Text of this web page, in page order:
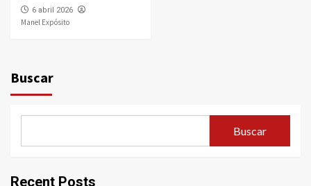
6 abril 2026
Manel Expósito
Buscar
Buscar
Recent Posts